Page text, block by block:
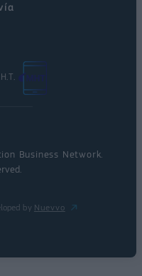
Business Network
by Nuevvo